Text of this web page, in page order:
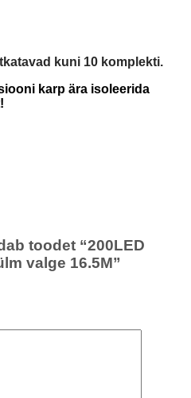
kuni 10 komplekti.
karp ära isoleerida
toodet “200LED
valge 16.5M”